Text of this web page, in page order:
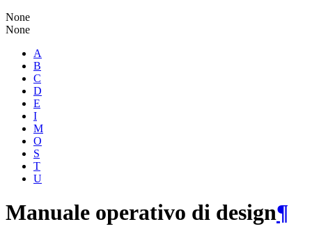
None
None
A
B
C
D
E
I
M
O
S
T
U
Manuale operativo di design¶